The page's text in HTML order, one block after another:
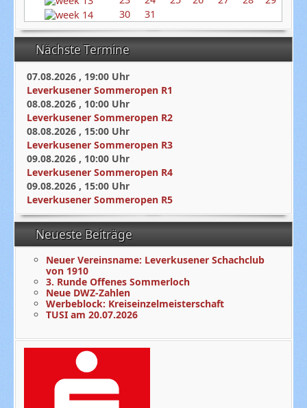
30
31
Nächste Termine
07.08.2026 , 19:00 Uhr
Leverkusener Sommeropen R1
08.08.2026 , 10:00 Uhr
Leverkusener Sommeropen R2
08.08.2026 , 15:00 Uhr
Leverkusener Sommeropen R3
09.08.2026 , 10:00 Uhr
Leverkusener Sommeropen R4
09.08.2026 , 15:00 Uhr
Leverkusener Sommeropen R5
Neueste Beiträge
Neuer Vereinsname: Leverkusener Schachclub
von 1910
3. Runde Offenes Sommerloch
Neue DWZ-Zahlen
Werbeblock: Kreiseinzelmeisterschaft
TUSI am 20.07.2026